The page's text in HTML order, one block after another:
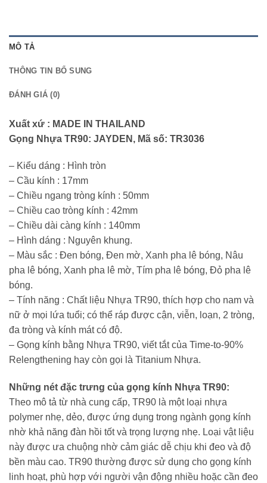
MÔ TẢ
THÔNG TIN BỔ SUNG
ĐÁNH GIÁ (0)
Xuất xứ : MADE IN THAILAND
Gọng Nhựa TR90: JAYDEN, Mã số: TR3036
– Kiểu dáng : Hình tròn
– Cầu kính : 17mm
– Chiều ngang tròng kính : 50mm
– Chiều cao tròng kính : 42mm
– Chiều dài càng kính : 140mm
– Hình dáng : Nguyên khung.
– Màu sắc : Đen bóng, Đen mờ, Xanh pha lê bóng, Nâu
pha lê bóng, Xanh pha lê mờ, Tím pha lê bóng, Đỏ pha lê
bóng.
– Tính năng : Chất liệu Nhựa TR90, thích hợp cho nam và
nữ ở mọi lứa tuổi; có thể ráp được cận, viễn, loạn, 2 tròng,
đa tròng và kính mát có độ.
– Gọng kính bằng Nhựa TR90, viết tắt của Time-to-90%
Relengthening hay còn gọi là Titanium Nhựa.
Những nét đặc trưng của gọng kính Nhựa TR90:
Theo mô tả từ nhà cung cấp, TR90 là một loại nhựa
polymer nhẹ, dẻo, được ứng dụng trong ngành gọng kính
nhờ khả năng đàn hồi tốt và trọng lượng nhẹ. Loại vật liệu
này được ưa chuộng nhờ cảm giác dễ chịu khi đeo và độ
bền màu cao. TR90 thường được sử dụng cho gọng kính
linh hoạt, phù hợp với người vận động nhiều hoặc cần đeo